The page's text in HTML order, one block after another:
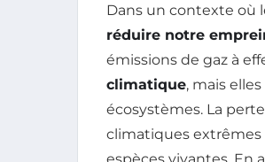
Dans un contexte où
réduire notre
émissions de gaz à
climatique, mais
écosystèmes. La
climatiques